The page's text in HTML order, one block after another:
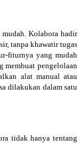
Kolabora hadir
tanpa khawatir tugas
fiturnya yang mudah
membuat pengelolaan
alat manual atau
dilakukan dalam satu
tidak hanya tentang